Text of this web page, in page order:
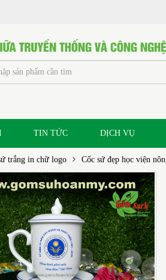
TIN TỨC DỊCH VỤ
trắng in chữ logo Cốc sứ đẹp học viện